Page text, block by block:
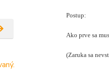
Postup:
Ako prve sa
(Zaruka sa